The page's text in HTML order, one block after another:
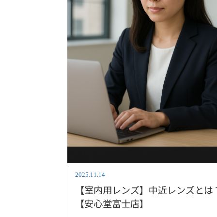
2025.11.14
【室内用レンズ】中近レンズとは
【安心堂富士店】